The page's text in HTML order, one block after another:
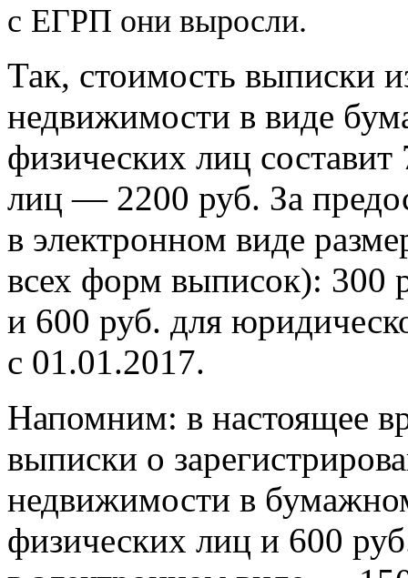
с ЕГРП они выросли.
Так, стоимость выписки
недвижимости в виде
физических лиц
лиц — 2200 руб. За
в электронном виде
всех форм выписок): 300
и 600 руб. для
с 01.01.2017.
Напомним: в настоящее
выписки о
недвижимости в
физических лиц и 600